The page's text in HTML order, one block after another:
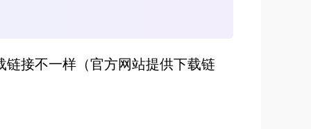
链接不一样（官方网站提供下载链